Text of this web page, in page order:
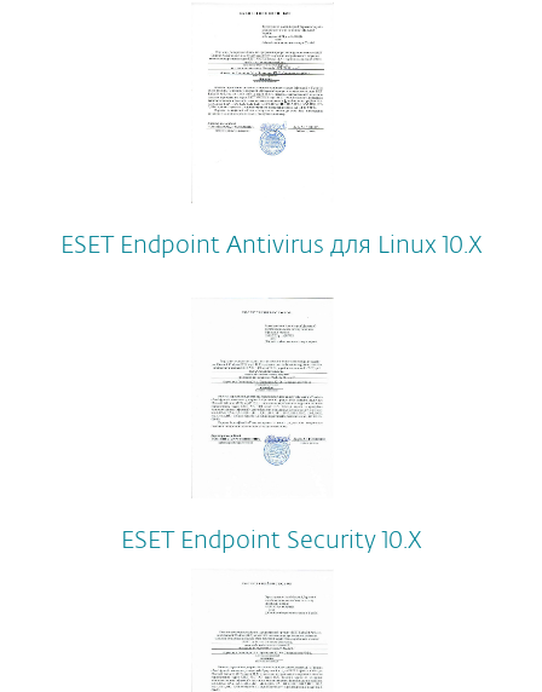
ESET Endpoint Antivirus для Linux 10.Х
ESET Endpoint Security 10.Х